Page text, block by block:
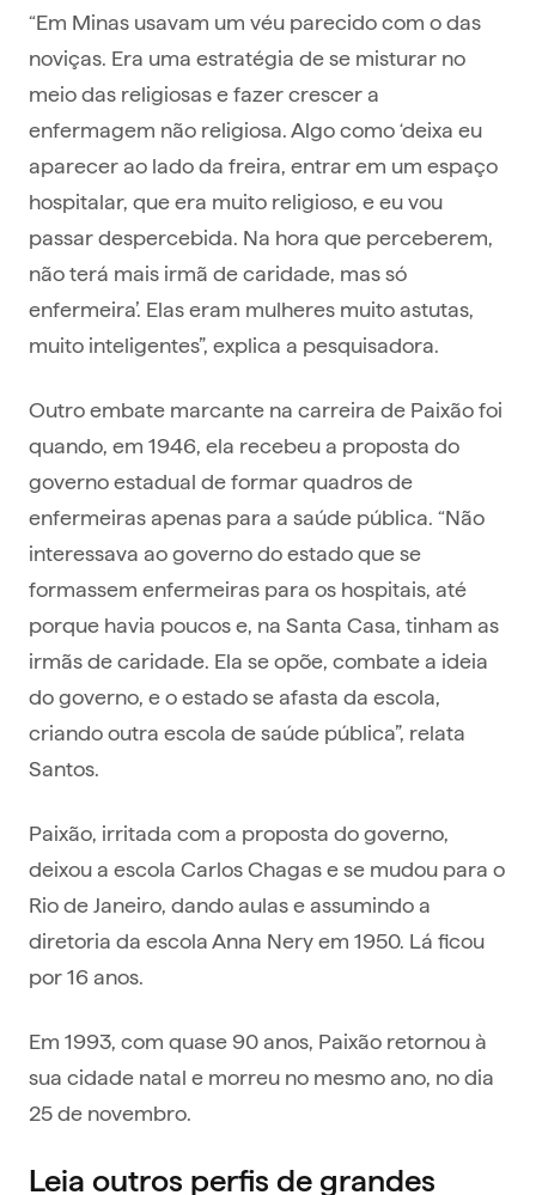
“Em Minas usavam um véu parecido com o das
noviças. Era uma estratégia de se misturar no
meio das religiosas e fazer crescer a
enfermagem não religiosa. Algo como ‘deixa eu
aparecer ao lado da freira, entrar em um espaço
hospitalar, que era muito religioso, e eu vou
passar despercebida. Na hora que perceberem,
não terá mais irmã de caridade, mas só
enfermeira’. Elas eram mulheres muito astutas,
muito inteligentes”, explica a pesquisadora.
Outro embate marcante na carreira de Paixão foi
quando, em 1946, ela recebeu a proposta do
governo estadual de formar quadros de
enfermeiras apenas para a saúde pública. “Não
interessava ao governo do estado que se
formassem enfermeiras para os hospitais, até
porque havia poucos e, na Santa Casa, tinham as
irmãs de caridade. Ela se opõe, combate a ideia
do governo, e o estado se afasta da escola,
criando outra escola de saúde pública”, relata
Santos.
Paixão, irritada com a proposta do governo,
deixou a escola Carlos Chagas e se mudou para o
Rio de Janeiro, dando aulas e assumindo a
diretoria da escola Anna Nery em 1950. Lá ficou
por 16 anos.
Em 1993, com quase 90 anos, Paixão retornou à
sua cidade natal e morreu no mesmo ano, no dia
25 de novembro.
Leia outros perfis de grandes